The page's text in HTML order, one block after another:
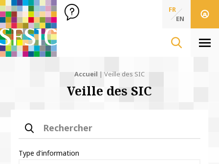
SFSIC Société Française des Sciences de l'Information & de
Société Française des Sciences
de l'Information
FR
EN
Accueil | Veille des SIC
Veille des SIC
Rechercher
Type d'information